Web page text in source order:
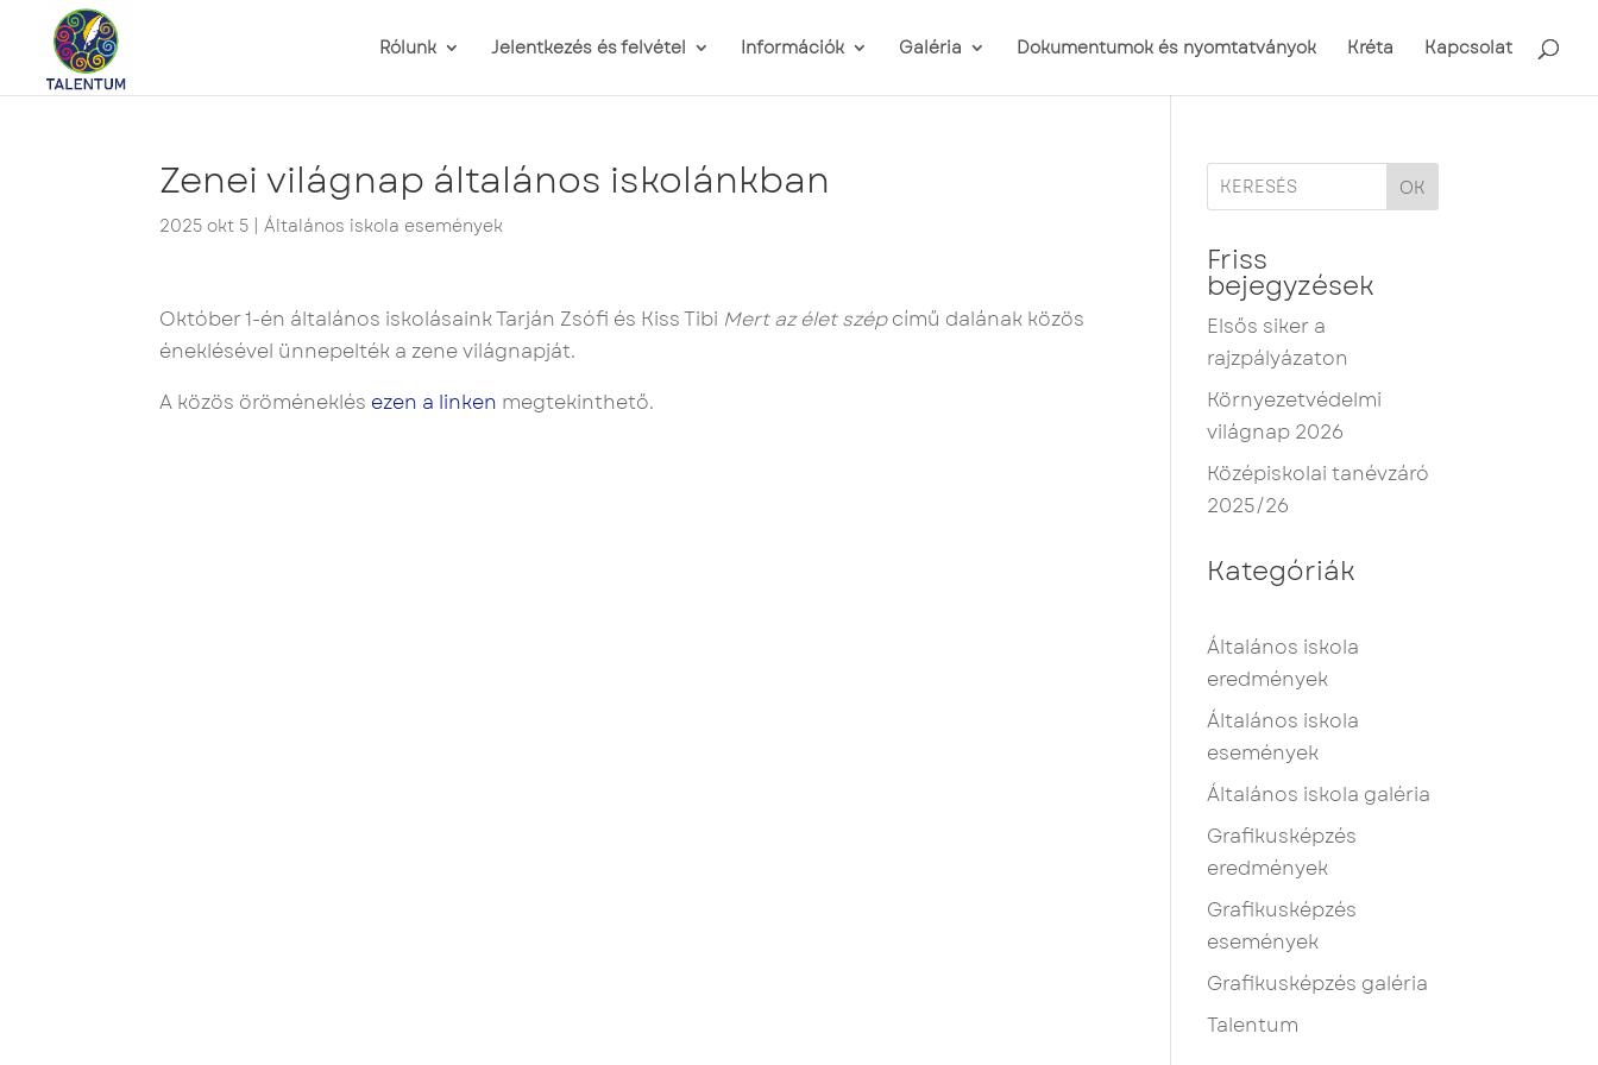
Rólunk Jelentkezés és felvétel Információk Galéria Dokumentumok és nyomtatványok Kréta Kapcsolat
Zenei világnap általános iskolánkban
2025 okt 5 |Általános iskola események
Október 1-én általános iskolásaink Tarján Zsófi és Kiss Tibi Mert az élet szépcímű dalának közös
éneklésével ünnepelték a zene világnapját.
A közös öröméneklés ezen a linken megtekinthető.
OK
Friss
bejegyzések
Elsős siker a
rajzpályázaton
Környezetvédelmi
világnap 2026
Középiskolai tanévzáró
2025/26
Kategóriák
Általános iskola
eredmények
Általános iskola
események
Általános iskola galéria
Grafikusképzés
eredmények
Grafikusképzés
események
Grafikusképzés galéria
Talentum